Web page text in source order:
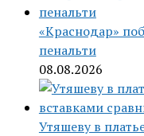
«Краснодар»
пенальти
08.08.2026
Утяшеву в